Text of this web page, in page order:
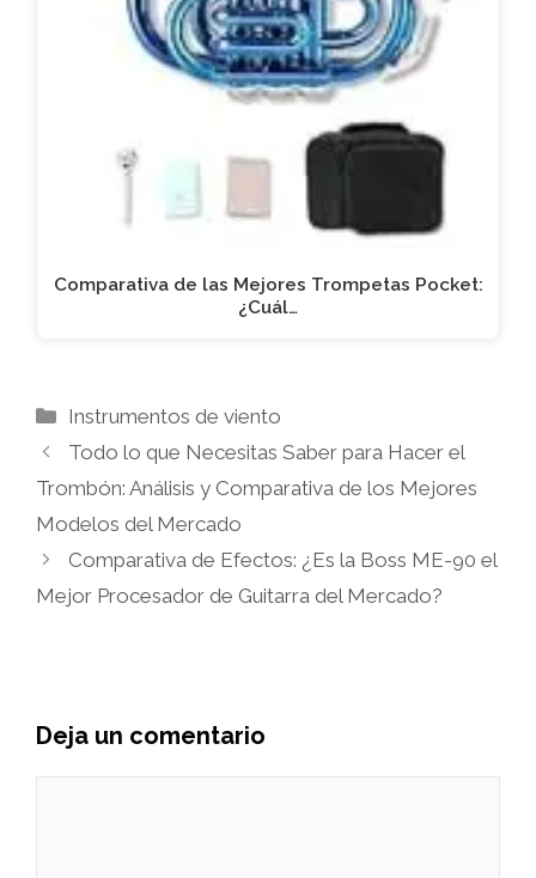
Comparativa de las Mejores Trompetas Pocket:
¿Cuál…
Categorías
Instrumentos de viento
Todo lo que Necesitas Saber para Hacer el
Trombón: Análisis y Comparativa de los Mejores
Modelos del Mercado
Comparativa de Efectos: ¿Es la Boss ME-90 el
Mejor Procesador de Guitarra del Mercado?
Deja un comentario